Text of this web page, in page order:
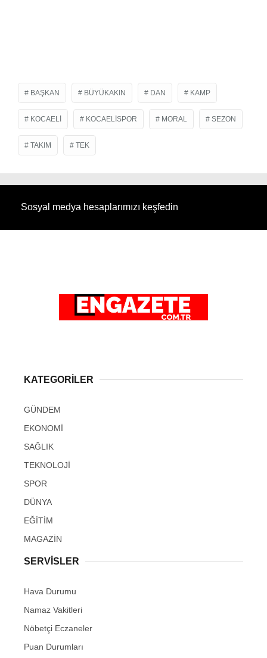
BAŞKAN BÜYÜKAKIN DAN KAMP
KOCAELI KOCAELISPOR MORAL SEZON
TAKIM TEK
Sosyal medya hesaplarımızı keşfedin
KATEGORİLER
GÜNDEM
EKONOMİ
SAĞLIK
TEKNOLOJİ
SPOR
DÜNYA
EĞİTİM
MAGAZİN
SERVİSLER
Hava Durumu
Namaz Vakitleri
Nöbetçi Eczaneler
Puan Durumları